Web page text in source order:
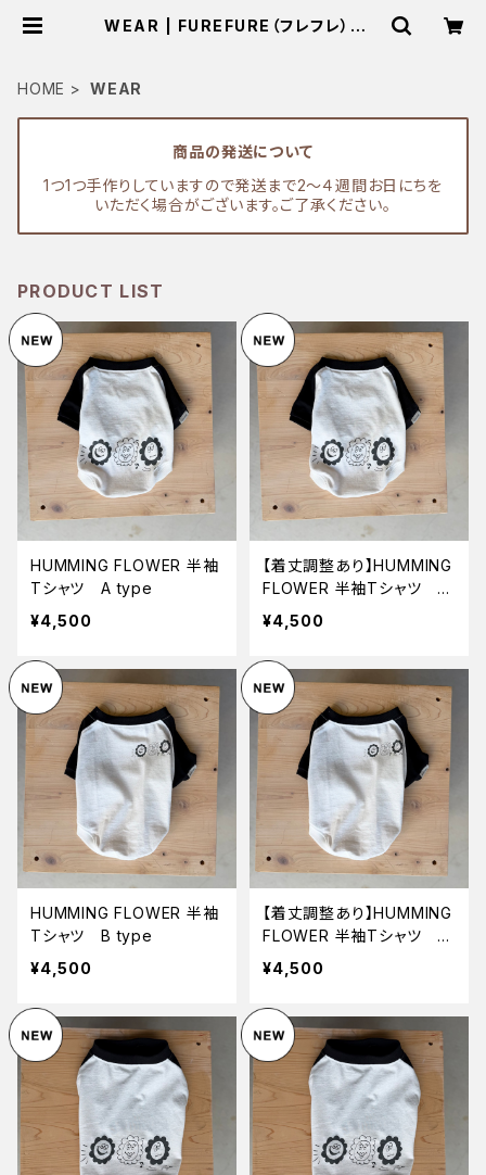
WEAR | FUREFURE（フレフレ） フ
HOME WEAR
商品の発送について
1つ1つ手作りしていますので発送まで2〜４週間お日にちを
いただく場合がございます。ご了承ください。
PRODUCT LIST
HUMMING FLOWER 半袖
Tシャツ A type
¥4,500
【着丈調整あり】HUMMING
FLOWER 半袖Tシャツ A
type
¥4,500
HUMMING FLOWER 半袖
Tシャツ B type
¥4,500
【着丈調整あり】HUMMING
FLOWER 半袖Tシャツ B
type
¥4,500